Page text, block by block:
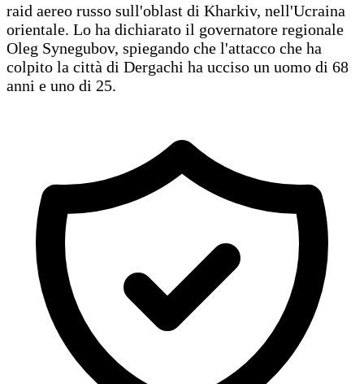
raid aereo russo sull'oblast di Kharkiv, nell'Ucraina
orientale. Lo ha dichiarato il governatore regionale
Oleg Synegubov, spiegando che l'attacco che ha
colpito la città di Dergachi ha ucciso un uomo di 68
anni e uno di 25.